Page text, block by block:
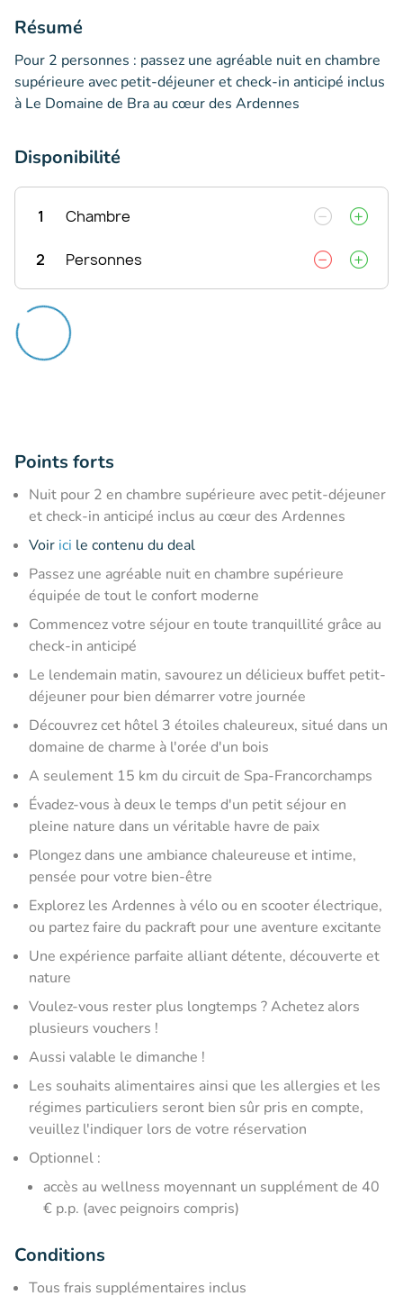
Résumé
Pour 2 personnes : passez une agréable nuit en chambre
supérieure avec petit-déjeuner et check-in anticipé inclus
à Le Domaine de Bra au cœur des Ardennes
Disponibilité
1 Chambre
2 Personnes
Points forts
Nuit pour 2 en chambre supérieure avec petit-déjeuner
et check-in anticipé inclus au cœur des Ardennes
Voir ici le contenu du deal
Passez une agréable nuit en chambre supérieure
équipée de tout le confort moderne
Commencez votre séjour en toute tranquillité grâce au
check-in anticipé
Le lendemain matin, savourez un délicieux buffet petit-
déjeuner pour bien démarrer votre journée
Découvrez cet hôtel 3 étoiles chaleureux, situé dans un
domaine de charme à l'orée d'un bois
A seulement 15 km du circuit de Spa-Francorchamps
Évadez-vous à deux le temps d'un petit séjour en
pleine nature dans un véritable havre de paix
Plongez dans une ambiance chaleureuse et intime,
pensée pour votre bien-être
Explorez les Ardennes à vélo ou en scooter électrique,
ou partez faire du packraft pour une aventure excitante
Une expérience parfaite alliant détente, découverte et
nature
Voulez-vous rester plus longtemps ? Achetez alors
plusieurs vouchers !
Aussi valable le dimanche !
Les souhaits alimentaires ainsi que les allergies et les
régimes particuliers seront bien sûr pris en compte,
veuillez l'indiquer lors de votre réservation
Optionnel :
accès au wellness moyennant un supplément de 40
€ p.p. (avec peignoirs compris)
Conditions
Tous frais supplémentaires inclus